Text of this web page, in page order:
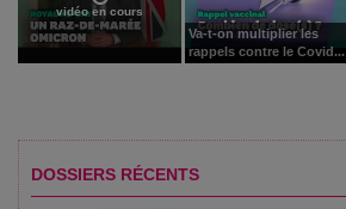
vidéo en cours
Va-t-on multiplier les
rappels contre le Covid...
DOSSIERS RÉCENTS